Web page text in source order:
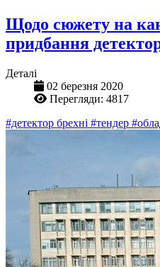
Щодо сюжету на
придбання
Деталі
02 березня 2020
Перегляди: 4817
#детектор брехні #тендер